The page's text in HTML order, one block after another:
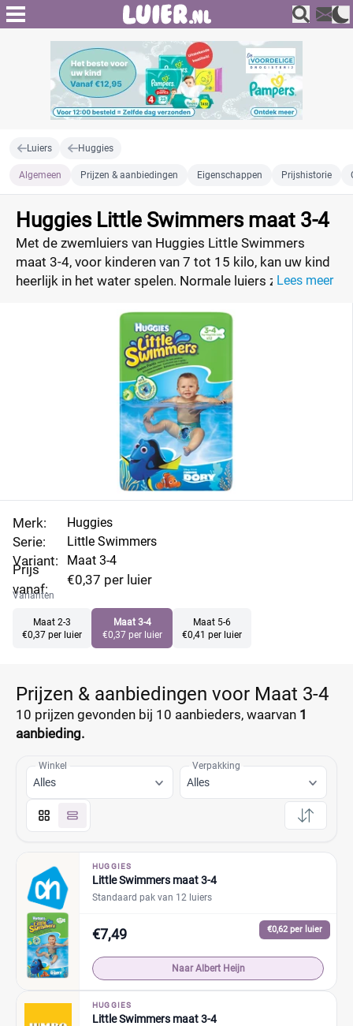
Luiers Huggies
Algemeen Prijzen & aanbiedingen Eigenschappen Prijshistorie
Huggies Little Swimmers maat 3-4
Met de zwemluiers van Huggies Little Swimmers
maat 3-4, voor kinderen van 7 tot 15 kilo, kan uw kind
heerlijk in het water spelen. Normale luiers zetten uit
baby naar beneden zakt. Huggies Little Swimmers
wegwerp zwembroekjes beschermen in het water
zonder dat ze opzwellen en met de Disney designs zijn
ze ook nog leuk! Vergelijk de aanbiedingen van Little
Swimmers maat 3-4 en vind de beste deal.
Lees meer
Merk:
Serie:
Variant:
Prijs
vanaf:
Huggies
Little Swimmers
Maat 3-4
€0,37 per luier
Varianten
Maat 2-3
€0,37 per luier
Maat 3-4
€0,37 per luier
Maat 5-6
€0,41 per luier
Prijzen & aanbiedingen voor Maat 3-4
10 prijzen gevonden bij 10 aanbieders, waarvan 1
aanbieding.
Winkel
Alles
Verpakking
Alles
HUGGIES
Little Swimmers maat 3-4
Standaard pak van 12 luiers
€0,62 per luier
€7,49
Naar Albert Heijn
HUGGIES
Little Swimmers maat 3-4